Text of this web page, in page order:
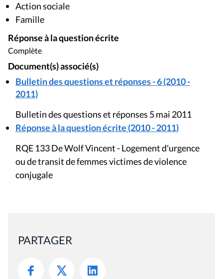
Action sociale
Famille
Réponse à la question écrite
Complète
Document(s) associé(s)
Bulletin des questions et réponses - 6 (2010 -
2011)
Bulletin des questions et réponses 5 mai 2011
Réponse à la question écrite (2010 - 2011)
RQE 133 De Wolf Vincent - Logement d'urgence
ou de transit de femmes victimes de violence
conjugale
PARTAGER